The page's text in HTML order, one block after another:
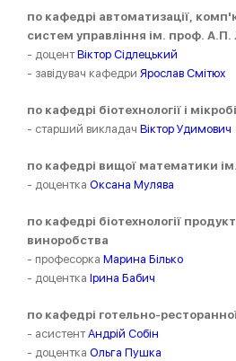
по кафедрі автоматизації,
систем управління ім. проф.
- доцентВіктор Сідлецький
- завідувач кафедри Ярослав Смітюх
по кафедрі біотехнології і
- старший викладач Віктор Удимович
по кафедрі вищої математики
- доцентка Оксана Мулява
по кафедрі біотехнології
виноробства
- професорка Марина Білько
- доцентка Ірина Бабич
по кафедрі готельно-
- асистентАндрій Собін
- доцентка Ольга Пушка